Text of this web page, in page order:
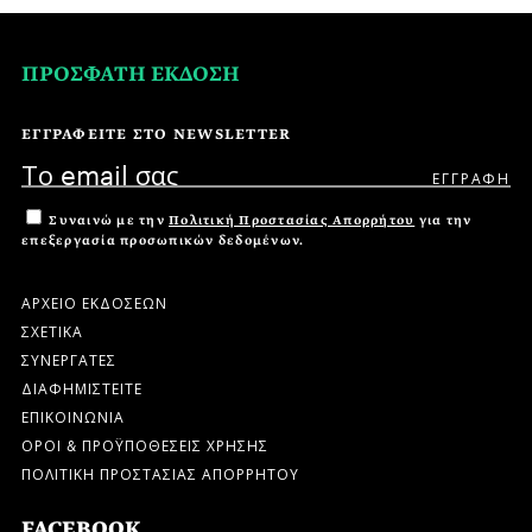
ΠΡΟΣΦΑΤΗ ΕΚΔΟΣΗ
ΕΓΓΡΑΦΕΙΤΕ ΣΤΟ NEWSLETTER
Συναινώ με την Πολιτική Προστασίας Απορρήτου για την
επεξεργασία προσωπικών δεδομένων.
ΑΡΧΕΙΟ ΕΚΔΟΣΕΩΝ
ΣΧΕΤΙΚΑ
ΣΥΝΕΡΓΑΤΕΣ
ΔΙΑΦΗΜΙΣΤΕΙΤΕ
ΕΠΙΚΟΙΝΩΝΙΑ
ΟΡΟΙ & ΠΡΟΫΠΟΘΕΣΕΙΣ ΧΡΗΣΗΣ
ΠΟΛΙΤΙΚΗ ΠΡΟΣΤΑΣΙΑΣ ΑΠΟΡΡΗΤΟΥ